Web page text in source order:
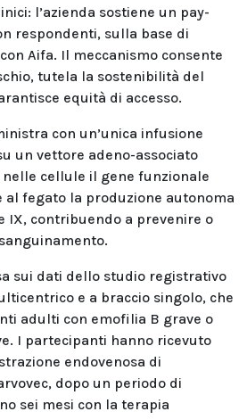
l’azienda sostiene un pay-
respondenti, sulla base di
Aifa. Il meccanismo consente
tutela la sostenibilità del
equità di accesso.
con un’unica infusione
un vettore adeno-associato
nelle cellule il gene funzionale
al fegato la produzione autonoma
IX, contribuendo a prevenire o
sui dati dello studio registrativo
e a braccio singolo, che
adulti con emofilia B grave o
I partecipanti hanno ricevuto
endovenosa di
dopo un periodo di
sei mesi con la terapia